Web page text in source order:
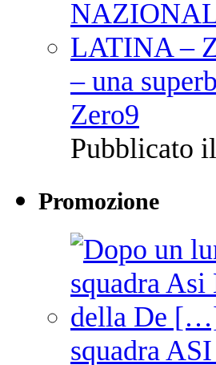
– una
Zero9
Pubblicato
Promozione
squadra